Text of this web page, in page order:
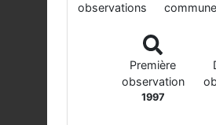
observations
Première
observation
1997